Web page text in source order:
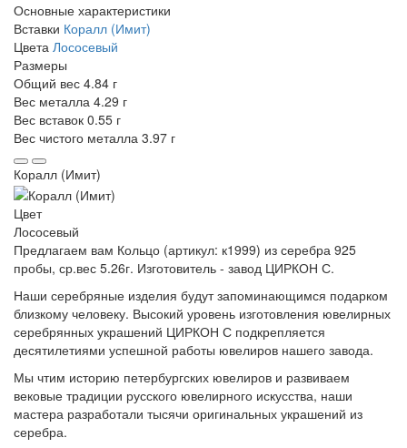
Основные характеристики
Вставки Коралл (Имит)
Цвета Лососевый
Размеры
Общий вес 4.84 г
Вес металла 4.29 г
Вес вставок 0.55 г
Вес чистого металла 3.97 г
Коралл (Имит)
Цвет
Лососевый
Предлагаем вам Кольцо (артикул: к1999) из серебра 925
пробы, ср.вес 5.26г. Изготовитель - завод ЦИРКОН С.
Наши серебряные изделия будут запоминающимся подарком
близкому человеку. Высокий уровень изготовления ювелирных
серебрянных украшений ЦИРКОН С подкрепляется
десятилетиями успешной работы ювелиров нашего завода.
Мы чтим историю петербургских ювелиров и развиваем
вековые традиции русского ювелирного искусства, наши
мастера разработали тысячи оригинальных украшений из
серебра.